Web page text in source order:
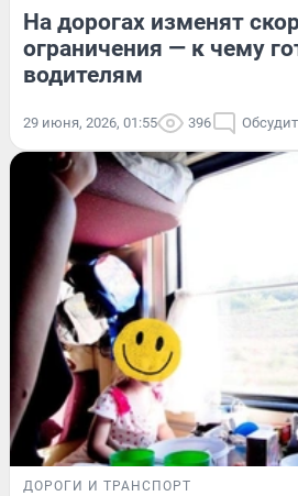
На дорогах изменят
ограничения — к чему
водителям
29 июня, 2026, 01:55 396
ДОРОГИ И ТРАНСПОРТ